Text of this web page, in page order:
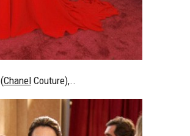
(ChanelCouture),..